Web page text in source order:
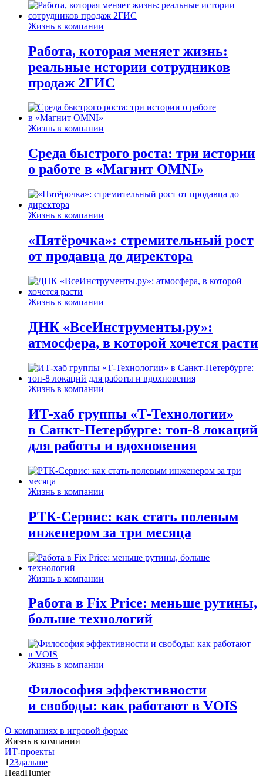
Жизнь в компании
Работа, которая меняет жизнь:
реальные истории сотрудников
продаж 2ГИС
Жизнь в компании
Среда быстрого роста: три истории
о работе в «Магнит OMNI»
Жизнь в компании
«Пятёрочка»: стремительный рост
от продавца до директора
Жизнь в компании
ДНК «ВсеИнструменты.ру»:
атмосфера, в которой хочется расти
Жизнь в компании
ИТ-хаб группы «Т-Технологии»
в Санкт-Петербурге: топ-8 локаций
для работы и вдохновения
Жизнь в компании
РТК-Сервис: как стать полевым
инженером за три месяца
Жизнь в компании
Работа в Fix Price: меньше рутины,
больше технологий
Жизнь в компании
Философия эффективности
и свободы: как работают в VOIS
О компаниях в игровой форме
Жизнь в компании
ИТ-проекты
1 23дальше
HeadHunter